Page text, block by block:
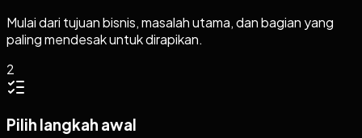
Mulai dari tujuan bisnis, masalah utama, dan bagian yang
paling mendesak untuk dirapikan.
2
Pilih langkah awal